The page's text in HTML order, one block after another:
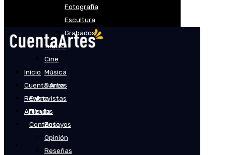
Fotografía
Escultura
Grabados
Teatro
Cine
Música
Danza
Entrevistas
Tienda
Contacto
Inicio
Cuenta Artes
Revista
Artículos
Ensayos
Opinión
Reseñas